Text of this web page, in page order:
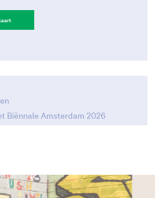
Biënnale Amsterdam 2026